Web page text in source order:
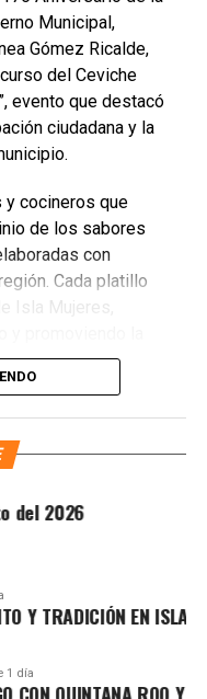
Municipal,
Gómez Ricalde,
del Ceviche
evento que destacó
ciudadana y la
y cocineros que
de los sabores
con
Cada platillo
Isla Mujeres,
que han dado
del 2026
TRADICIÓN EN ISLA
1 día